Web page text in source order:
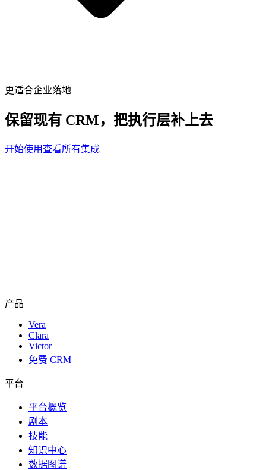
更适合企业落地
保留现有 CRM，把执行层补上去
开始使用查看所有集成
产品
Vera
Clara
Victor
免费 CRM
平台
平台概览
剧本
技能
知识中心
数据图谱